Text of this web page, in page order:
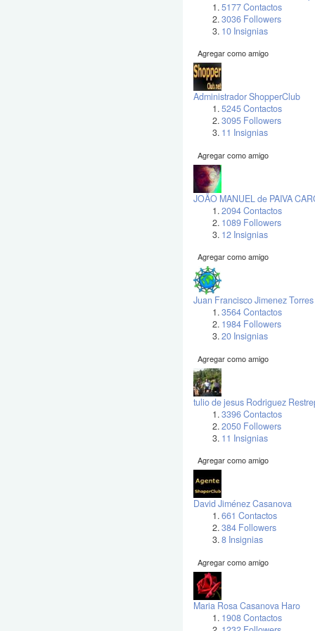
5177 Contactos
3036 Followers
10 Insignias
Agregar como amigo
Administrador ShopperClub
5245 Contactos
3095 Followers
11 Insignias
Agregar como amigo
JOÃO MANUEL de PAIVA
2094 Contactos
1089 Followers
12 Insignias
Agregar como amigo
Juan Francisco Jimenez Torres
3564 Contactos
1984 Followers
20 Insignias
Agregar como amigo
tulio de jesus Rodriguez
3396 Contactos
2050 Followers
11 Insignias
Agregar como amigo
David Jiménez Casanova
661 Contactos
384 Followers
8 Insignias
Agregar como amigo
Maria Rosa Casanova Haro
1908 Contactos